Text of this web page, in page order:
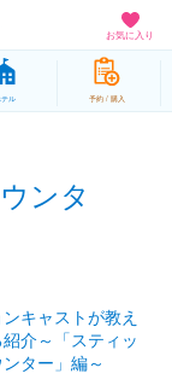
お気に入り
テル 予約 / 購入
ンタ
キャストが教え
介～「スティッ
ター」編～